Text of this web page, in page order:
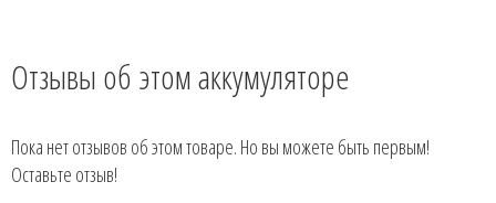
Отзывы об этом аккумуляторе
Пока нет отзывов об этом товаре. Но вы можете быть первым!
Оставьте отзыв!